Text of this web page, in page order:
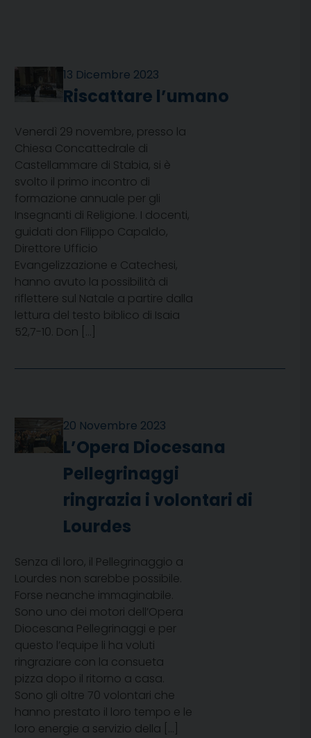
13 Dicembre 2023
Riscattare l’umano
Venerdì 29 novembre, presso la
Chiesa Concattedrale di
Castellammare di Stabia, si è
svolto il primo incontro di
formazione annuale per gli
Insegnanti di Religione. I docenti,
guidati don Filippo Capaldo,
Direttore Ufficio
Evangelizzazione e Catechesi,
hanno avuto la possibilità di
riflettere sul Natale a partire dalla
lettura del testo biblico di Isaia
52,7-10. Don […]
20 Novembre 2023
L’Opera Diocesana
Pellegrinaggi
ringrazia i volontari di
Lourdes
Senza di loro, il Pellegrinaggio a
Lourdes non sarebbe possibile.
Forse neanche immaginabile.
Sono uno dei motori dell’Opera
Diocesana Pellegrinaggi e per
questo l’equipe li ha voluti
ringraziare con la consueta
pizza dopo il ritorno a casa.
Sono gli oltre 70 volontari che
hanno prestato il loro tempo e le
loro energie a servizio della […]